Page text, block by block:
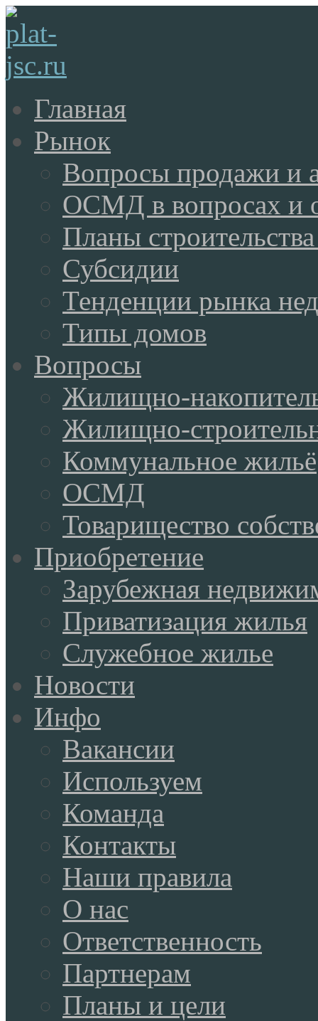
Главная
Рынок
Вопросы продажи и
ОСМД в вопросах и
Планы
Субсидии
Тенденции рынка
Типы домов
Вопросы
Жилищно-
Жилищно-
Коммунальное жильё
ОСМД
Товарищество
Приобретение
Зарубежная
Приватизация жилья
Служебное жилье
Новости
Инфо
Вакансии
Используем
Команда
Контакты
Наши правила
О нас
Ответственность
Партнерам
Планы и цели